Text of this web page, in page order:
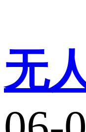
无